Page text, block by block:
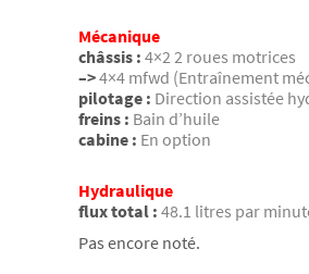
Mécanique
châssis : 4×2 2 roues motrices
–>4×4 mfwd (Entraînement
pilotage : Direction assistée
freins : Bain d’huile
cabine : En option
Hydraulique
flux total : 48.1 litres par
Pas encore noté.